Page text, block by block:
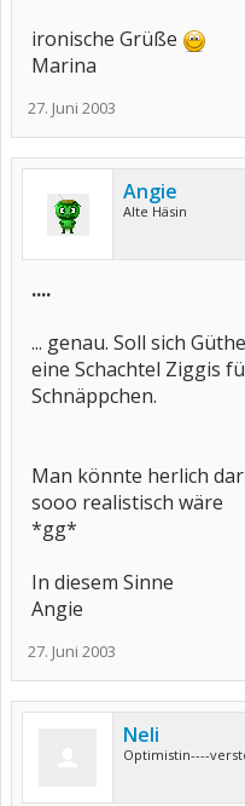
ironische Grüße
Marina
27. Juni 2003
Angie
Alte Häsin
....
... genau. Soll sich
eine Schachtel Ziggis
Schnäppchen.
Man könnte herlich
sooo realistisch wäre
*gg*
In diesem Sinne
Angie
27. Juni 2003
Neli
Optimistin----